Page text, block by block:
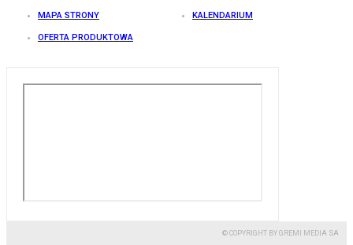
MAPA STRONY KALENDARIUM
OFERTA PRODUKTOWA
© COPYRIGHT BY GREMI MEDIA SA